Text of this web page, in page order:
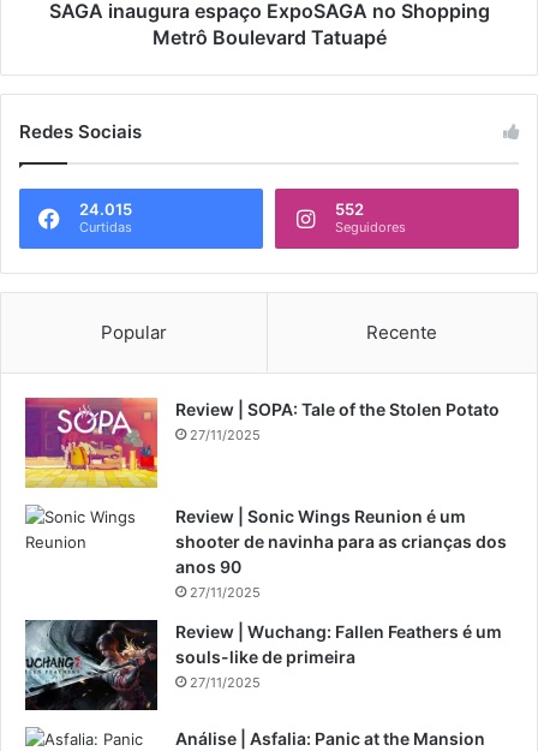
SAGA inaugura espaço ExpoSAGA no Shopping
Metrô Boulevard Tatuapé
Redes Sociais
24.015
Curtidas
552
Seguidores
Popular Recente
Review | SOPA: Tale of the Stolen Potato
27/11/2025
Review | Sonic Wings Reunion é um
shooter de navinha para as crianças dos
anos 90
27/11/2025
Review | Wuchang: Fallen Feathers é um
souls-like de primeira
27/11/2025
Análise | Asfalia: Panic at the Mansion